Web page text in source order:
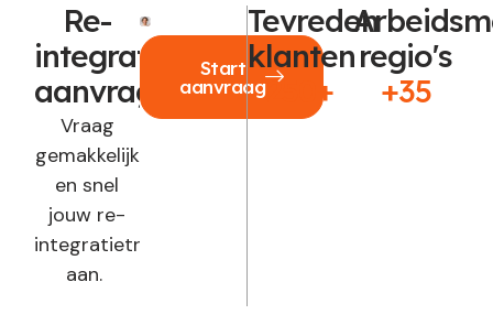
Re-
integratie
aanvragen?
Vraag
gemakkelijk
en snel
jouw re-
integratietraject
aan.
Start
aanvraag
Tevreden
klanten
250+
regio's
+35